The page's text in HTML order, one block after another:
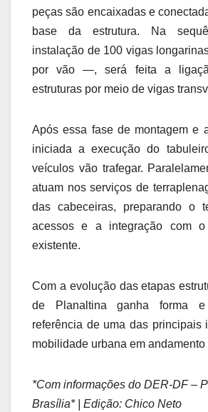
peças são encaixadas e
base da estrutura. Na
instalação de 100 vigas
por vão —, será feita a
estruturas por meio de vigas
Após essa fase de montagem e
iniciada a execução do
veículos vão trafegar.
atuam nos serviços de
das cabeceiras, preparando o
acessos e a integração com
existente.
Com a evolução das etapas
de Planaltina ganha forma
referência de uma das principais
mobilidade urbana em andamento
*Com informações do DER-DF –
Brasília* | Edição: Chico Neto